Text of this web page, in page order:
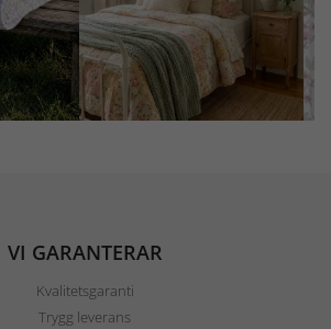
VI GARANTERAR
Kvalitetsgaranti
Trygg leverans